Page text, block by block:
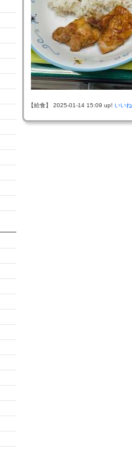
【給食】 2025-01-14 15:09 up! いい